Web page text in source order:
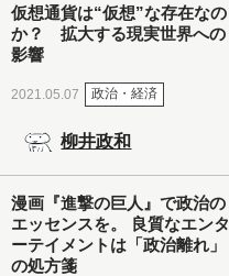
仮想通貨は“仮想”な存在なの
か？ 拡大する現実世界への
影響
2021.05.07 政治・経済
柳井政和
漫画『進撃の巨人』で政治の
エッセンスを。 良質なエンタ
ーテイメントは「政治離れ」
の処方箋